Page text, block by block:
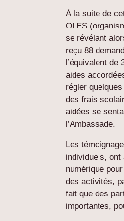
À la suite de
OLES
se révélant
reçu 88
l’équivalent de
aides
régler
des frais
aidées se
l’Ambassade.
Les
individuels, ont
numérique
des activités,
fait que des
importantes,